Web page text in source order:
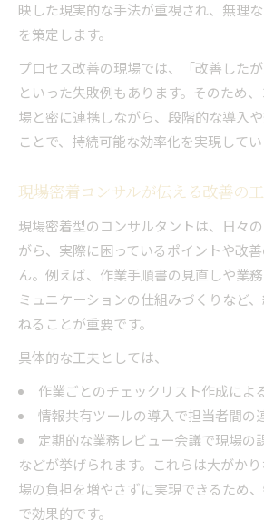
映した現実的な手法が重視され、無理
を策定します。
プロセス改善の現場では、「改善したが
といった失敗例もあります。そのため
場と密に連携しながら、段階的な導入
ことで、持続可能な効率化を実現してい
現場密着コンサルが伝える改善の
現場密着型のコンサルタントは、日々
がら、実際に困っているポイントや改
ん。例えば、作業手順書の見直しや業
ミュニケーションの仕組みづくりなど
ねることが重要です。
具体的な工夫としては、
作業ごとのチェックリスト作成によ
情報共有ツールの導入で担当者間の
定期的な業務レビュー会議で現場の
などが挙げられます。これらは大がか
場の負担を増やさずに実現できるため
で効果的です。